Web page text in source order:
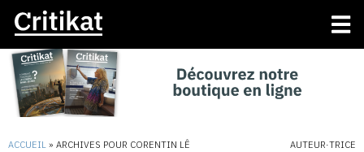
ACCUEIL » ARCHIVES POUR CORENTIN LÊ AUTEUR·TRICE